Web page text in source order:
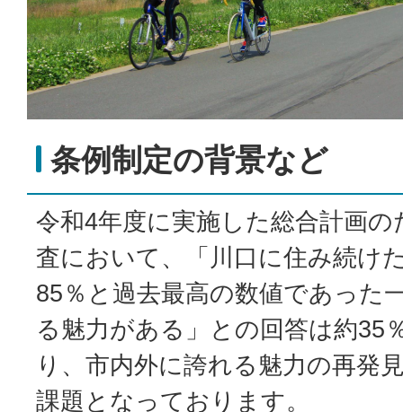
条例制定の背景など
令和4年度に実施した総合計画
査において、「川口に住み続け
85％と過去最高の数値であった
る魅力がある」との回答は約35
り、市内外に誇れる魅力の再発
課題となっております。